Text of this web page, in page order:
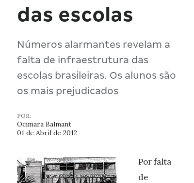
das escolas
Números alarmantes revelam a
falta de infraestrutura das
escolas brasileiras. Os alunos são
os mais prejudicados
POR:
Ocimara Balmant
01 de Abril de 2012
Por falta
de